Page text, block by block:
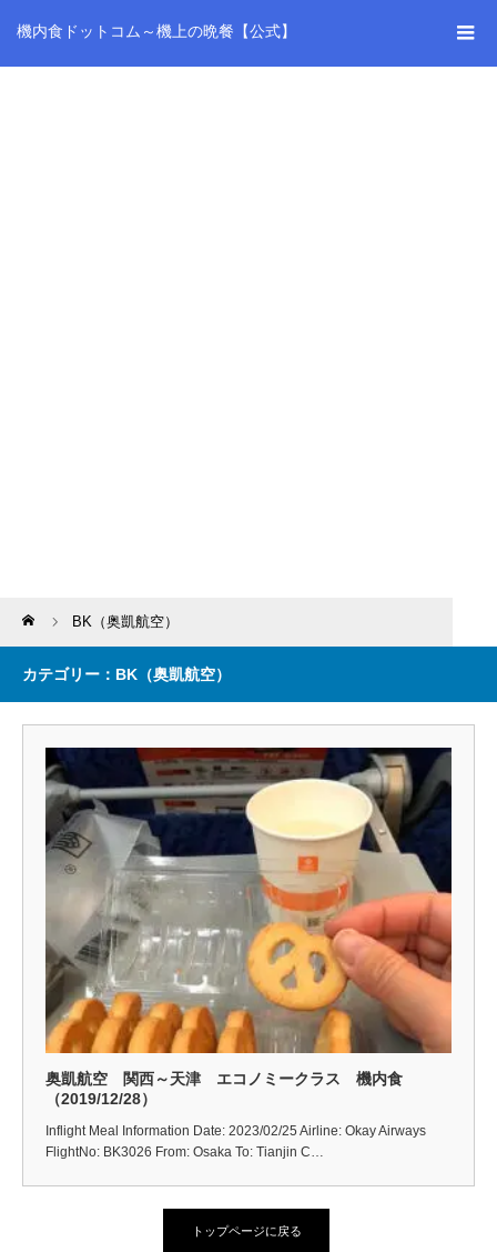
機内食ドットコム～機上の晩餐【公式】
Home BK（奥凱航空）
カテゴリー：BK（奥凱航空）
奥凱航空 関西～天津 エコノミークラス 機内食
（2019/12/28）
Inflight Meal Information Date: 2023/02/25 Airline: Okay Airways
FlightNo: BK3026 From: Osaka To: Tianjin C…
トップページに戻る